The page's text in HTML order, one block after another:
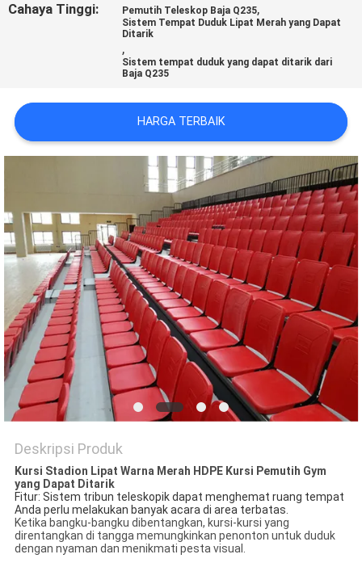
PERMINTAAN
PENAWARAN
SITEMAP
Cahaya Tinggi: Pemutih Teleskop Baja Q235,
Sistem Tempat Duduk Lipat Merah yang Dapat
Ditarik
,
Sistem tempat duduk yang dapat ditarik dari
Baja Q235
HARGA TERBAIK
Deskripsi Produk
Kursi Stadion Lipat Warna Merah HDPE Kursi Pemutih Gym
yang Dapat Ditarik
Fitur: Sistem tribun teleskopik dapat menghemat ruang tempat
Anda perlu melakukan banyak acara di area terbatas.
Ketika bangku-bangku dibentangkan, kursi-kursi yang
direntangkan di tangga memungkinkan penonton untuk duduk
dengan nyaman dan menikmati pesta visual.